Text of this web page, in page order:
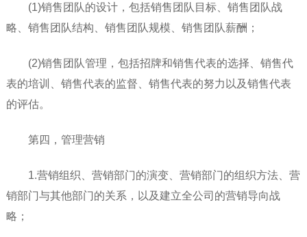
(1)销售团队的设计，包括销售团队目标、销售团队战
略、销售团队结构、销售团队规模、销售团队薪酬；
(2)销售团队管理，包括招牌和销售代表的选择、销售代
表的培训、销售代表的监督、销售代表的努力以及销售代表
的评估。
第四，管理营销
1.营销组织、营销部门的演变、营销部门的组织方法、营
销部门与其他部门的关系，以及建立全公司的营销导向战
略；